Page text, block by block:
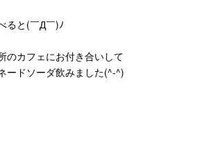
ると(￣Д￣)ﾉ
のカフェにお付き合いして
ードソーダ飲みました(^-^)